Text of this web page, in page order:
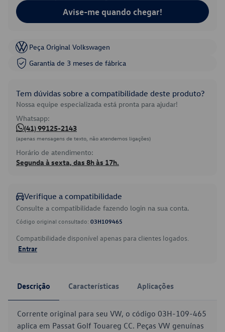
Avise-me quando chegar!
Peça Original Volkswagen
Garantia de 3 meses de fábrica
Tem dúvidas sobre a compatibilidade deste produto?
Nossa equipe especializada está pronta para ajudar!
Whatsapp:
(41) 99125-2143
(apenas mensagens de texto, não atendemos ligações)
Horário de atendimento:
Segunda à sexta, das 8h às 17h.
Verifique a compatibilidade
Consulte a compatibilidade fazendo login na sua conta.
Código original consultado: 03H109465
Compatibilidade disponível apenas para clientes logados.
Entrar
Descrição Características Aplicações
Corrente original para seu VW, o código 03H-109-465
aplica em Passat Golf Touareg CC. Peças VW genuínas